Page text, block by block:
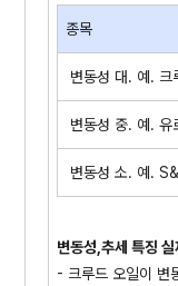
종목
변동성 대. 예. 크
변동성 중. 예. 유
변동성 소. 예.
변동성,추세 특징 실
- 크루드 오일이 변